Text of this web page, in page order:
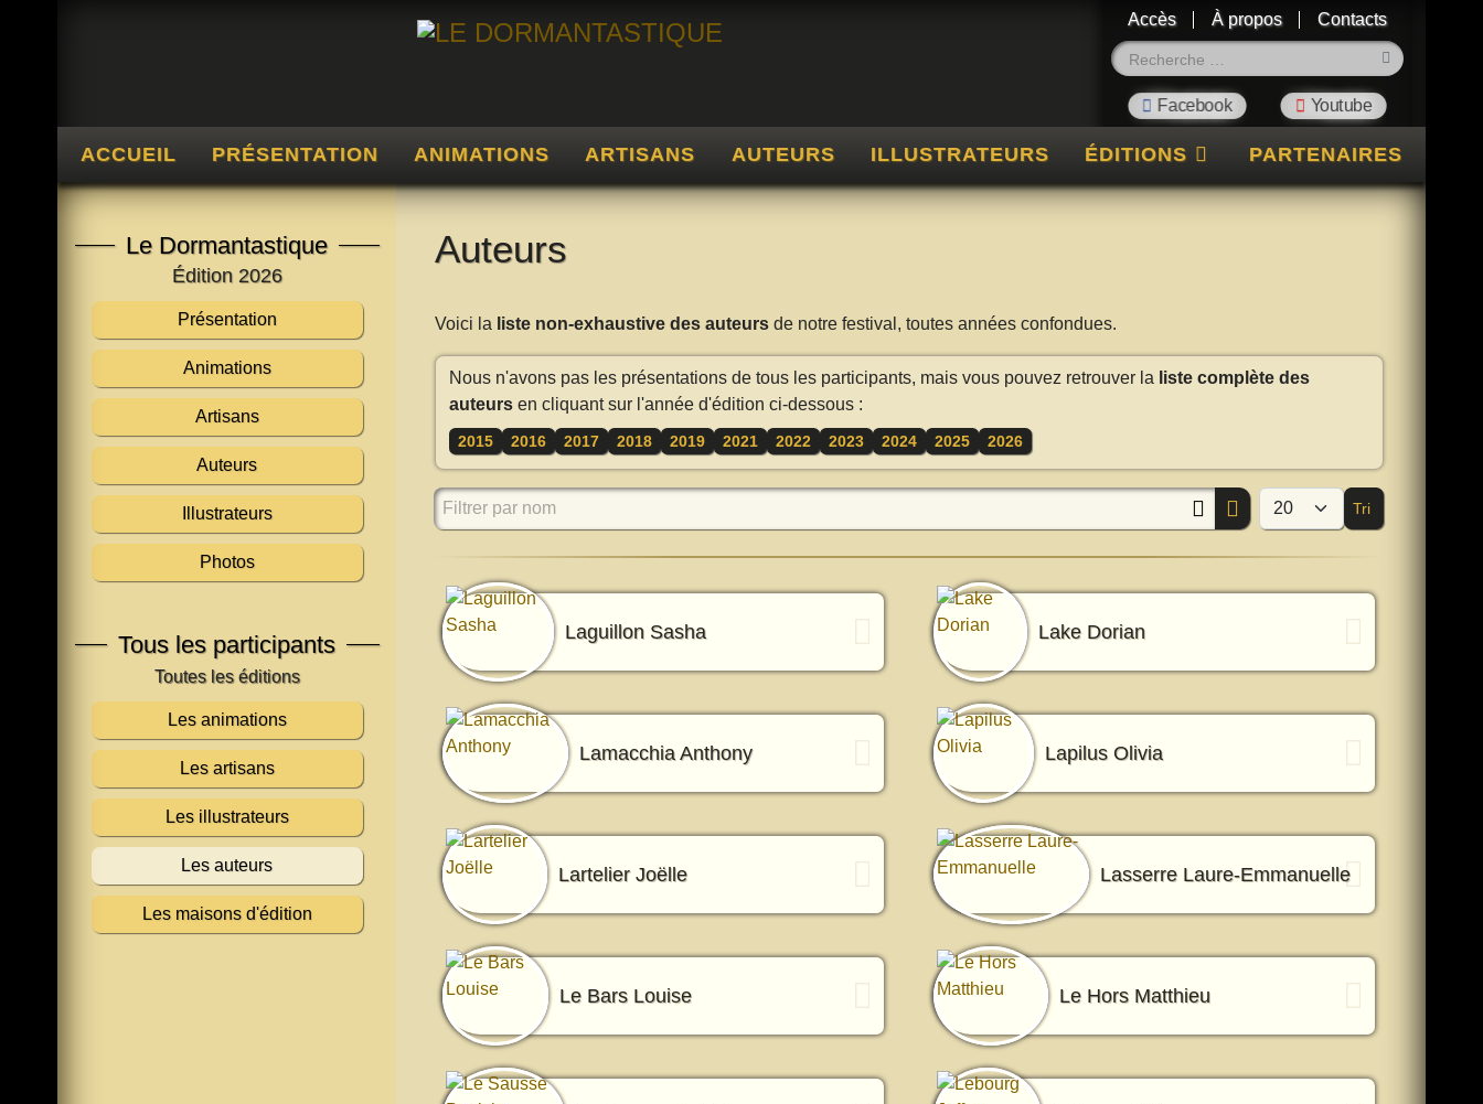
Accès À propos
Contacts
ACCUEIL PRÉSENTATION ANIMATIONS ARTISANS AUTEURS ILLUSTRATEURS ÉDITIONS PARTENAIRES
Le Dormantastique
Édition 2026
Présentation
Animations
Artisans
Auteurs
Illustrateurs
Photos
Tous les participants
Les animations
Les artisans
Les illustrateurs
Les auteurs
Les maisons d'édition
Auteurs
Voici la liste non-exhaustive des auteursde notre festival, toutes années confondues.
Nous n'avons pas les présentations de tous les participants, mais vous pouvez retrouver la liste complète des
auteursen cliquant sur l'année d'édition ci-dessous :
2015 2016 2017 2018 2019 2021 2022 2023 2024 2025 2026
Filtrer par nom
Afficher #
Tri
Laguillon Sasha Lake Dorian
Lamacchia Anthony Lapilus Olivia
Lartelier Joëlle Lasserre Laure-Emmanuelle
Le Bars Louise Le Hors Matthieu